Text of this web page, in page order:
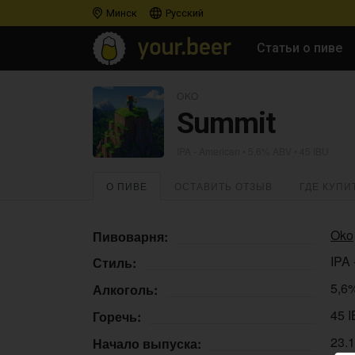
Минск Русский
Статьи о пиве
Summit
О ПИВЕ
Пивоварня:
Oko
Стиль:
IPA
Алкоголь:
Горечь:
45
Начало выпуска: